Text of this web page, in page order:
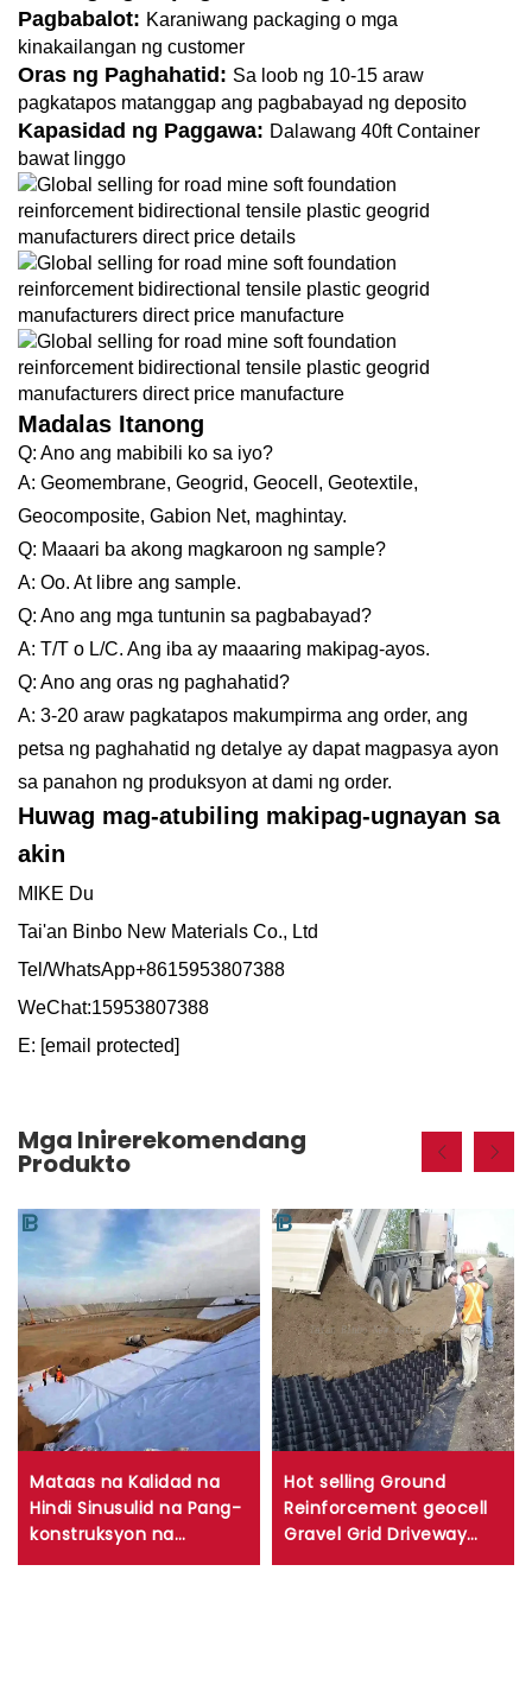
Pagbabalot: Karaniwang packaging o mga
kinakailangan ng customer
Oras ng Paghahatid: Sa loob ng 10-15 araw
pagkatapos matanggap ang pagbabayad ng deposito
Kapasidad ng Paggawa: Dalawang 40ft Container
bawat linggo
Madalas Itanong
Q: Ano ang mabibili ko sa iyo?
A: Geomembrane, Geogrid, Geocell, Geotextile,
Geocomposite, Gabion Net, maghintay.
Q: Maaari ba akong magkaroon ng sample?
A: Oo. At libre ang sample.
Q: Ano ang mga tuntunin sa pagbabayad?
A: T/T o L/C. Ang iba ay maaaring makipag-ayos.
Q: Ano ang oras ng paghahatid?
A: 3-20 araw pagkatapos makumpirma ang order, ang
petsa ng paghahatid ng detalye ay dapat magpasya ayon
sa panahon ng produksyon at dami ng order.
Huwag mag-atubiling makipag-ugnayan sa
akin
MIKE Du
Tai'an Binbo New Materials Co., Ltd
Tel/WhatsApp+8615953807388
WeChat:15953807388
E: [email protected]
Mga Inirerekomendang
Produkto
Mataas na Kalidad na
Hindi Sinusulid na Pang-
konstruksyon na
Imperyable na Tekstil na
Hot selling Ground
Reinforcement geocell
Gravel Grid Driveway
Gravel Stabilizer HDPE